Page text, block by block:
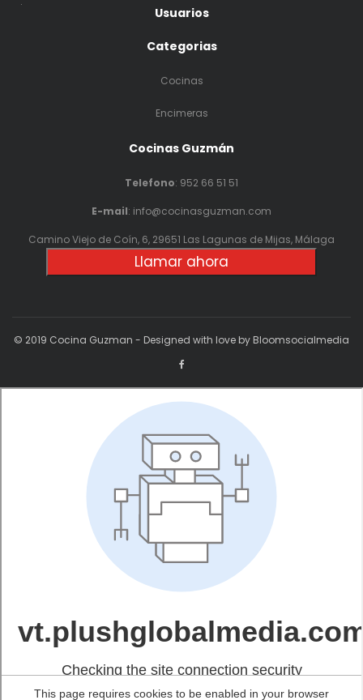
Usuarios
Categorias
Cocinas
Encimeras
Cocinas Guzmán
Telefono: 952 66 51 51
E-mail: info@cocinasguzman.com
Camino Viejo de Coín, 6, 29651 Las Lagunas de Mijas, Málaga
Llamar ahora
© 2019 Cocina Guzman - Designed with love by Bloomsocialmedia